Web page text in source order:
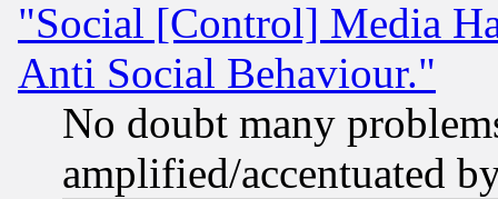
"Social [Control] Media
Anti Social Behaviour."
No doubt many
amplified/accentuated